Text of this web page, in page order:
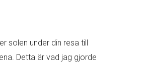
solen under din resa till
Detta är vad jag gjorde